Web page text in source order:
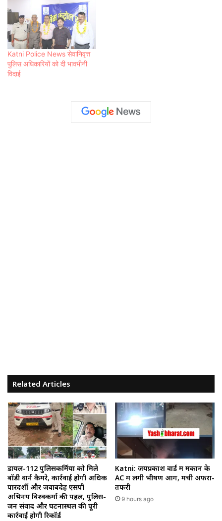
Katni Police News सेवानिवृत्त
पुलिस अधिकारियों को दी भावभीनी
विदाई
Related Articles
डायल-112 पुलिसकर्मियों को मिले
बॉडी वार्न कैमरे, कार्रवाई होगी अधिक
पारदर्शी और जवाबदेह एसपी
अभिनय विश्वकर्मा की पहल, पुलिस-
जन संवाद और घटनास्थल की पूरी
कार्रवाई होगी रिकॉर्ड
Katni: जयप्रकाश वार्ड में मकान के
AC में लगी भीषण आग, मची अफरा-
तफरी
9 hours ago